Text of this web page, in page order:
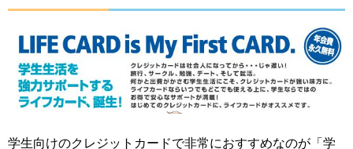
学生向けのクレジットカードで非常におすすめなのが「学